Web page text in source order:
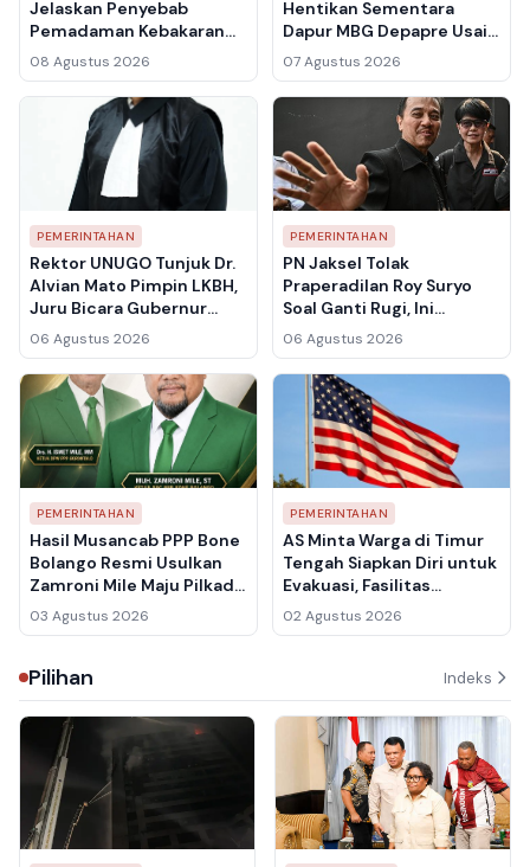
Jelaskan Penyebab
Pemadaman Kebakaran
Gedung Bapenda
Berlangsung Hampir Lima
Jam
08 Agustus 2026
Hentikan Sementara
Dapur MBG Depapre Usai
Ratusan Pelajar
Keracunan
07 Agustus 2026
PEMERINTAHAN
Rektor UNUGO Tunjuk Dr.
Alvian Mato Pimpin LKBH,
Juru Bicara Gubernur
Gorontalo Siap Perkuat
Bantuan Hukum untuk
Warga
06 Agustus 2026
PEMERINTAHAN
PN Jaksel Tolak
Praperadilan Roy Suryo
Soal Ganti Rugi, Ini
Pertimbangan Hakim
06 Agustus 2026
PEMERINTAHAN
Hasil Musancab PPP Bone
Bolango Resmi Usulkan
Zamroni Mile Maju Pilkada
2031, 17 Kecamatan
Tuntaskan Konsolidasi
03 Agustus 2026
PEMERINTAHAN
AS Minta Warga di Timur
Tengah Siapkan Diri untuk
Evakuasi, Fasilitas
Diplomatik Berpotensi
Jadi Target Serangan Iran
02 Agustus 2026
Pilihan Indeks